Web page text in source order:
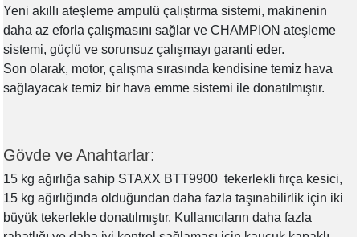
Yeni akıllı ateşleme ampulü çalıştırma sistemi, makinenin
daha az eforla çalışmasını sağlar ve CHAMPION ateşleme
sistemi, güçlü ve sorunsuz çalışmayı garanti eder.
Son olarak, motor, çalışma sırasında kendisine temiz hava
sağlayacak temiz bir hava emme sistemi ile donatılmıştır.
Gövde ve Anahtarlar:
15 kg ağırlığa sahip STAXX BTT9900 tekerlekli fırça kesici,
15 kg ağırlığında olduğundan daha fazla taşınabilirlik için iki
büyük tekerlekle donatılmıştır. Kullanıcıların daha fazla